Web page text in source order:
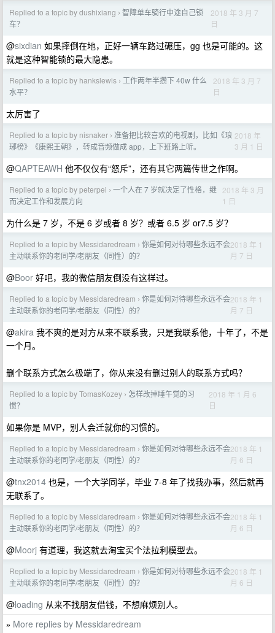
Replied to a topic by dushixiang › 智障单车骑行中途自己锁
车？
2018 年 3 月 7
日
@sixdian 如果摔倒在地，正好一辆车路过碾压，gg 也是可能的。这
就是这种智能锁的最大隐患。
Replied to a topic by hankslewis › 工作两年半攒下 40w 什么
水平？
2018 年 3 月 7
日
太厉害了
Replied to a topic by nisnaker › 准备把比较喜欢的电视剧，比如《琅
琊榜》《康熙王朝》，转成音频做成 app，上下班路上听。
2018 年
3 月 1 日
@QAPTEAWH 他不仅仅有“怒斥”，还有其它两篇传世之作啊。
Replied to a topic by peterpei › 一个人在 7 岁就决定了性格，继
而决定工作和发展方向
2018 年 3 月
1 日
为什么是 7 岁，不是 6 岁或者 8 岁？或者 6.5 岁 or7.5 岁？
Replied to a topic by Messidaredream › 你是如何对待哪些永远不会
主动联系你的老同学/老朋友（同性）的？
2018 年 1
月 7 日
@Boor 好吧，我的微信朋友倒没有这样过。
Replied to a topic by Messidaredream › 你是如何对待哪些永远不会
主动联系你的老同学/老朋友（同性）的？
2018 年 1
月 7 日
@akira 我不爽的是对方从来不联系我，只是我联系他，十年了，不是
一个月。
删个联系方式怎么极端了，你从来没有删过别人的联系方式吗？
Replied to a topic by TomasKozey › 怎样改掉睡午觉的习
惯？
2018 年 1 月 6
日
如果你是 MVP，别人会迁就你的习惯的。
Replied to a topic by Messidaredream › 你是如何对待哪些永远不会
主动联系你的老同学/老朋友（同性）的？
2018 年 1
月 6 日
@tnx2014 也是，一个大学同学，毕业 7-8 年了找我办事，然后就再
无联系了。
Replied to a topic by Messidaredream › 你是如何对待哪些永远不会
主动联系你的老同学/老朋友（同性）的？
2018 年 1
月 6 日
@Moorj 有道理，我这就去淘宝买个法拉利模型去。
Replied to a topic by Messidaredream › 你是如何对待哪些永远不会
主动联系你的老同学/老朋友（同性）的？
2018 年 1
月 6 日
@loading 从来不找朋友借钱，不想麻烦别人。
» More replies by Messidaredream